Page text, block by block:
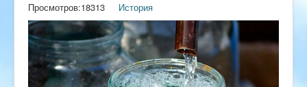
Просмотров:18313 История